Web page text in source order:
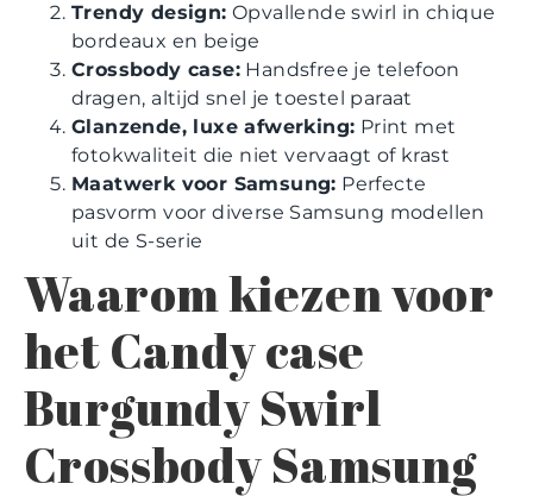
Trendy design: Opvallende swirl in chique
bordeaux en beige
Crossbody case: Handsfree je telefoon
dragen, altijd snel je toestel paraat
Glanzende, luxe afwerking: Print met
fotokwaliteit die niet vervaagt of krast
Maatwerk voor Samsung: Perfecte
pasvorm voor diverse Samsung modellen
uit de S-serie
Waarom kiezen voor
het Candy case
Burgundy Swirl
Crossbody Samsung